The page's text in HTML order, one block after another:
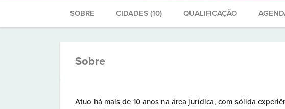
SOBRE CIDADES (10) QUALIFICAÇÃO
Sobre
Atuo há mais de 10 anos na área jurídica, com sólida